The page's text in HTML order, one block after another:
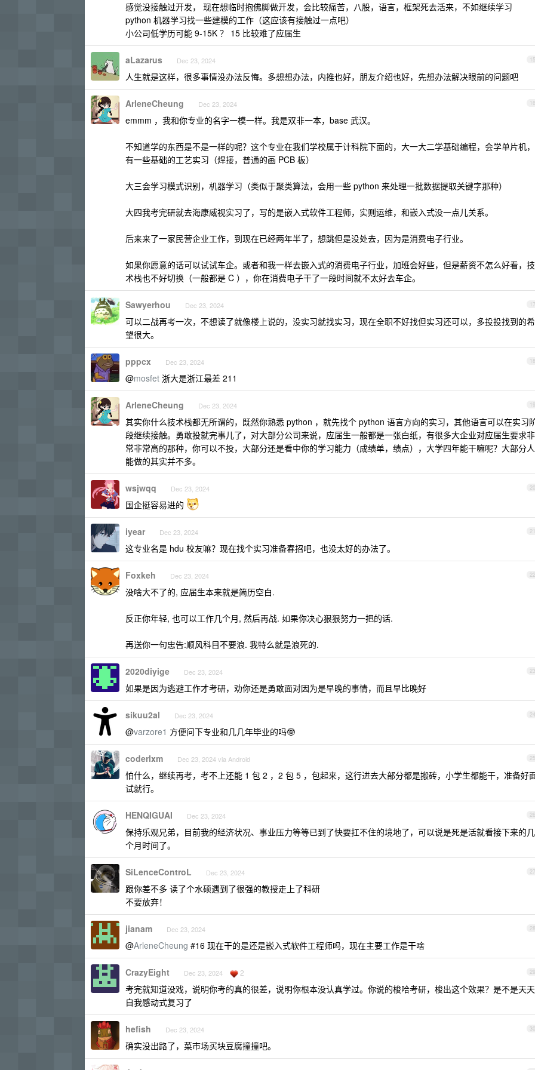
感觉没接触过开发， 现在想临时抱佛脚做开发，会比较痛苦，八股，语言，框架死去活来，不如继续学习
python 机器学习找一些建模的工作（这应该有接触过一点吧）
小公司低学历可能 9-15K ？ 15 比较难了应届生
15
aLazarus Dec 23, 2024
人生就是这样，很多事情没办法反悔。多想想办法，内推也好，朋友介绍也好，先想办法解决眼前的问题吧
16
ArleneCheung Dec 23, 2024
emmm ，我和你专业的名字一模一样。我是双非一本，base 武汉。
不知道学的东西是不是一样的呢？这个专业在我们学校属于计科院下面的，大一大二学基础编程，会学单片机，
有一些基础的工艺实习（焊接，普通的画 PCB 板）
大三会学习模式识别，机器学习（类似于聚类算法，会用一些 python 来处理一批数据提取关键字那种）
大四我考完研就去海康威视实习了，写的是嵌入式软件工程师，实则运维，和嵌入式没一点儿关系。
后来来了一家民营企业工作，到现在已经两年半了，想跳但是没处去，因为是消费电子行业。
如果你愿意的话可以试试车企。或者和我一样去嵌入式的消费电子行业，加班会好些，但是薪资不怎么好看，技
术栈也不好切换（一般都是 C ），你在消费电子干了一段时间就不太好去车企。
17
Sawyerhou Dec 23, 2024
可以二战再考一次，不想读了就像楼上说的，没实习就找实习，现在全职不好找但实习还可以，多投投找到的希
望很大。
18
pppcx Dec 23, 2024
@mosfet 浙大是浙江最差 211
19
ArleneCheung Dec 23, 2024
其实你什么技术栈都无所谓的，既然你熟悉 python ，就先找个 python 语言方向的实习，其他语言可以在实习
段继续接触。勇敢投就完事儿了，对大部分公司来说，应届生一般都是一张白纸，有很多大企业对应届生要求非
常非常高的那种，你可以不投，大部分还是看中你的学习能力（成绩单，绩点），大学四年能干嘛呢？大部分人
能做的其实并不多。
20
wsjwqq Dec 23, 2024
国企挺容易进的
21
iyear Dec 23, 2024
这专业名是 hdu 校友嘛？现在找个实习准备春招吧，也没太好的办法了。
22
Foxkeh Dec 23, 2024
没啥大不了的, 应届生本来就是简历空白.
反正你年轻, 也可以工作几个月, 然后再战. 如果你决心狠狠努力一把的话.
再送你一句忠告:顺风科目不要浪. 我特么就是浪死的.
23
2020diyige Dec 23, 2024
如果是因为逃避工作才考研，劝你还是勇敢面对因为是早晚的事情，而且早比晚好
24
sikuu2al Dec 23, 2024
@varzore1 方便问下专业和几几年毕业的吗🤓
25
coderlxm Dec 23, 2024 via Android
怕什么，继续再考，考不上还能 1 包 2 ，2 包 5 ，包起来，这行进去大部分都是搬砖，小学生都能干，准备好
试就行。
26
HENQIGUAI Dec 23, 2024
保持乐观兄弟，目前我的经济状况、事业压力等等已到了快要扛不住的境地了，可以说是死是活就看接下来的几
个月时间了。
27
SiLenceControL Dec 23, 2024
跟你差不多 读了个水硕遇到了很强的教授走上了科研
不要放弃！
28
jianam Dec 23, 2024
@ArleneCheung #16 现在干的是还是嵌入式软件工程师吗，现在主要工作是干啥
29
CrazyEight Dec 23, 2024 2
考完就知道没戏，说明你考的真的很差，说明你根本没认真学过。你说的梭哈考研，梭出这个效果？是不是天天
自我感动式复习了
30
hefish Dec 23, 2024
确实没出路了，菜市场买块豆腐撞撞吧。